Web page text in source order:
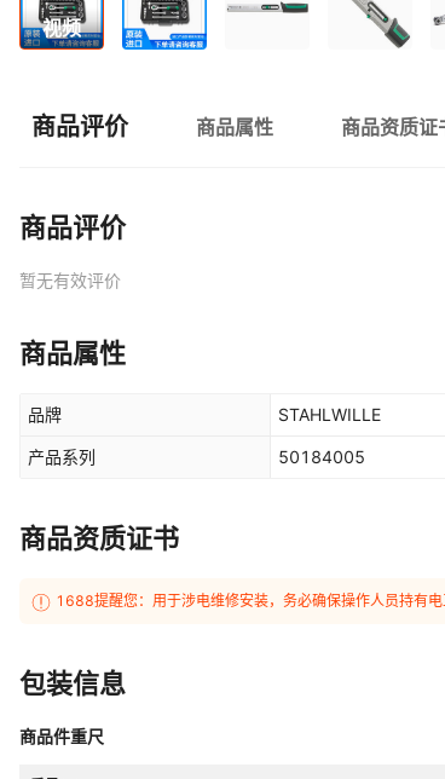
视频
商品评价 商品属性 商品资质证
商品评价
暂无有效评价
商品属性
品牌 STAHLWILLE
产品系列 50184005
商品资质证书
1688提醒您：用于涉电维修安装，务必确保操作人员持有
包装信息
商品件重尺